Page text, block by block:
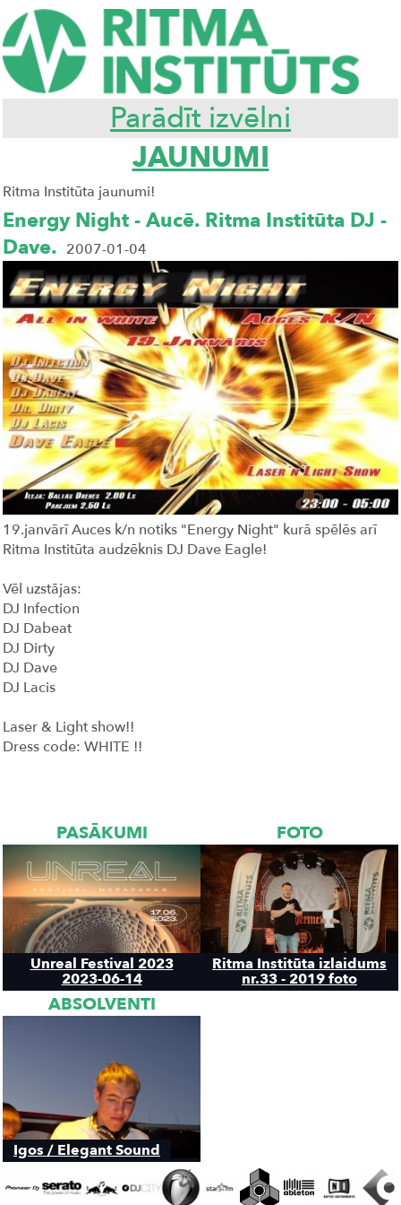
Parādīt izvēlni
JAUNUMI
Ritma Institūta jaunumi!
Energy Night - Aucē. Ritma Institūta DJ -
Dave. 2007-01-04
19.janvārī Auces k/n notiks "Energy Night" kurā spēlēs arī
Ritma Institūta audzēknis DJ Dave Eagle!
Vēl uzstājas:
DJ Infection
DJ Dabeat
DJ Dirty
DJ Dave
DJ Lacis
Laser & Light show!!
Dress code: WHITE !!
PASĀKUMI
Unreal Festival 2023
2023-06-14
FOTO
Ritma Institūta izlaidums
nr.33 - 2019 foto
ABSOLVENTI
Igos / Elegant Sound